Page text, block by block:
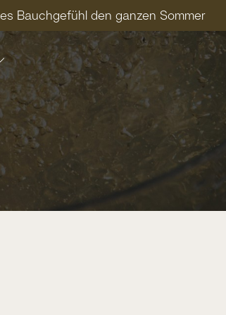
Bauchgefühl den ganzen Sommer
ab 89 € (AT)